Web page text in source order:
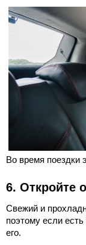
Во время поездки
6. Откройте
Свежий и
поэтому если
его.